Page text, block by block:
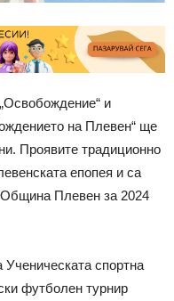
и
на Плевен“ ще
Проявите традиционно
епопея и са
Плевен за 2024
спортна
футболен турнир